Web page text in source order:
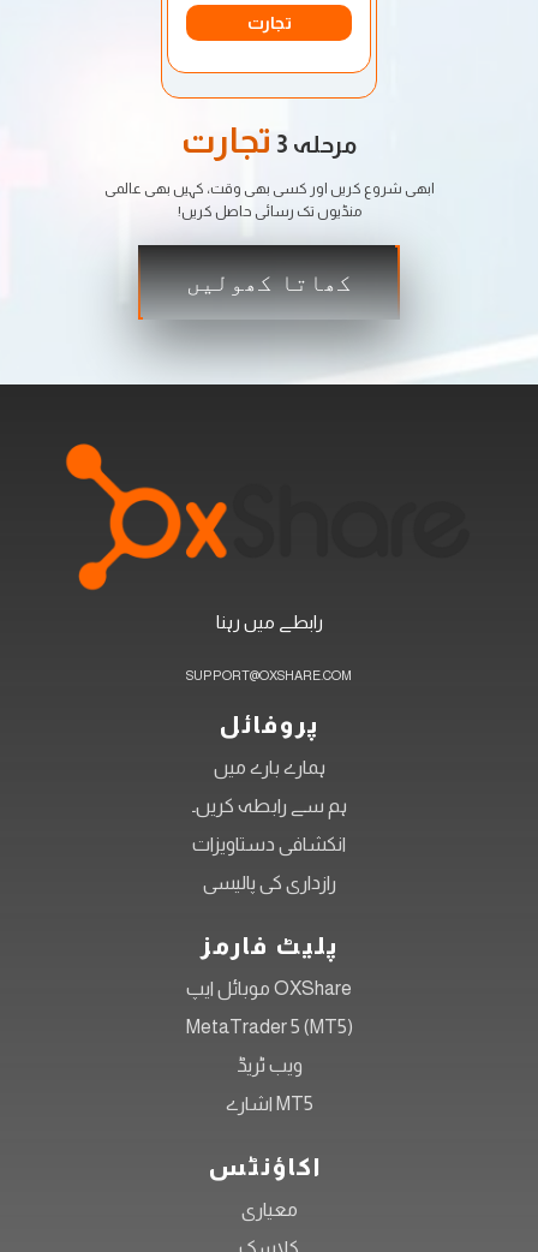
تجارت
مرحلہ 3 تجارت
ابھی شروع کریں اور کسی بھی وقت، کہیں بھی عالمی
منڈیوں تک رسائی حاصل کریں!
کھاتا کھولیں
رابطے میں رہنا
SUPPORT@OXSHARE.COM
پروفائل
ہمارے بارے میں
ہم سے رابطہ کریں۔
انکشافی دستاویزات
رازداری کی پالیسی
پلیٹ فارمز
OXShare موبائل ایپ
MetaTrader 5 (MT5)
ویب ٹریڈ
MT5 اشارے
اکاؤنٹس
معیاری